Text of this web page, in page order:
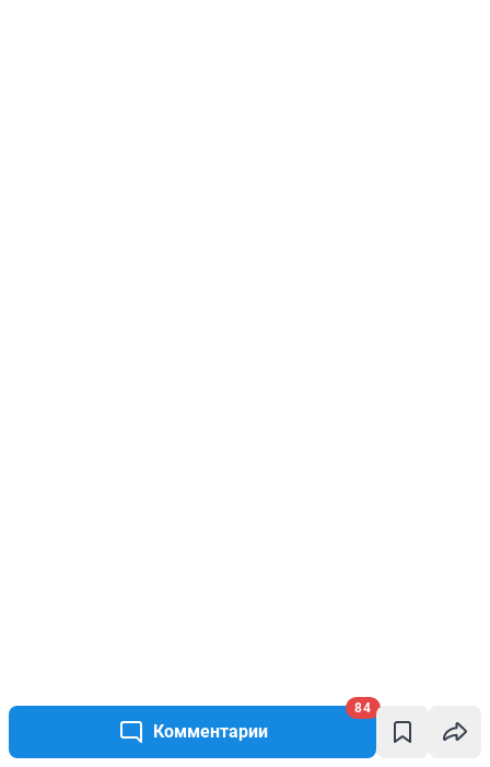
Комментарии
84